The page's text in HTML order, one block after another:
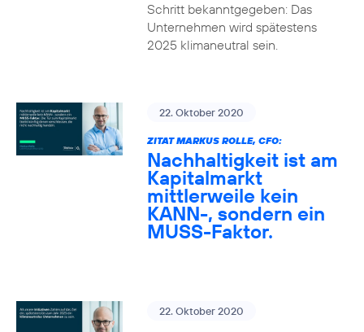
Schritt bekanntgegeben: Das
Unternehmen wird spätestens
2025 klimaneutral sein.
22. Oktober 2020
ZITAT MARKUS ROLLE, CFO:
Nachhaltigkeit ist am
Kapitalmarkt
mittlerweile kein
KANN-, sondern ein
MUSS-Faktor.
22. Oktober 2020